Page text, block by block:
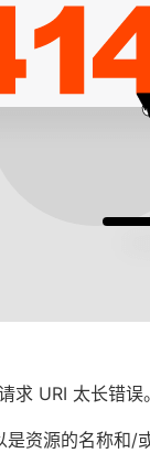
URI 太长错误。
资源的名称和/